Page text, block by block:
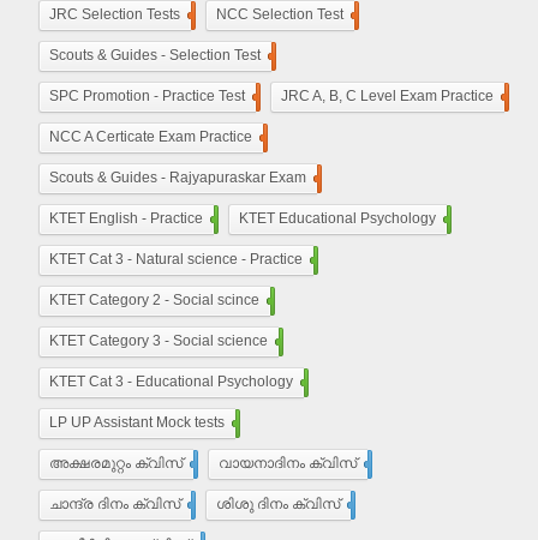
JRC Selection Tests NCC Selection Test
Scouts & Guides - Selection Test
SPC Promotion - Practice Test JRC A, B, C Level Exam Practice
NCC A Certicate Exam Practice
Scouts & Guides - Rajyapuraskar Exam
KTET English - Practice 210KTET Educational Psychology
KTET Cat 3 - Natural science - Practice
KTET Category 2 - Social scince
KTET Category 3 - Social science
KTET Cat 3 - Educational Psychology
LP UP Assistant Mock tests
അക്ഷരമുറ്റം ക്വിസ് 110വായനാദിനം ക്വിസ്
ചാന്ദ്ര ദിനം ക്വിസ് ശിശു ദിനം ക്വിസ്